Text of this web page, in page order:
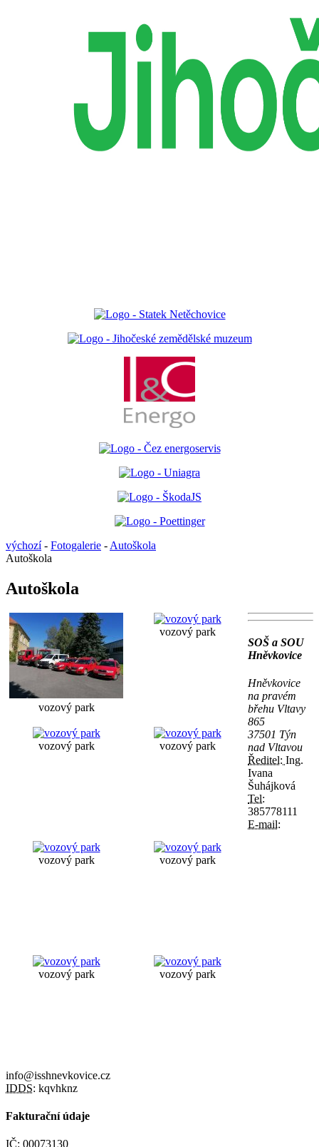
výchozí- Fotogalerie - Autoškola
Autoškola
Autoškola
vozový park
vozový park
vozový park vozový park
vozový park vozový park
vozový park vozový park
SOŠ a SOU
Hněvkovice
Hněvkovice
na pravém
břehu Vltavy
865
37501 Týn
nad Vltavou
Ředitel: Ing.
Ivana
Šuhájková
Tel:
385778111
E-mail:
info@isshnevkovice.cz
IDDS: kqvhknz
Fakturační údaje
IČ: 00073130